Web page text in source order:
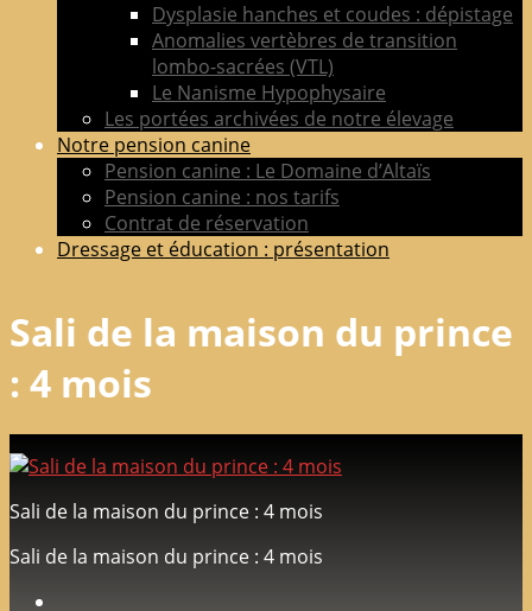
Dysplasie hanches et coudes : dépistage
Anomalies vertèbres de transition
lombo-sacrées (VTL)
Le Nanisme Hypophysaire
Les portées archivées de notre élevage
Notre pension canine
Pension canine : Le Domaine d’Altaïs
Pension canine : nos tarifs
Contrat de réservation
Dressage et éducation : présentation
Sali de la maison du prince
: 4 mois
Sali de la maison du prince : 4 mois
Sali de la maison du prince : 4 mois